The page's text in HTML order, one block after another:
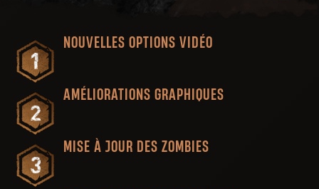
NOUVELLES OPTIONS VIDÉO
AMÉLIORATIONS GRAPHIQUES
MISE À JOUR DES ZOMBIES